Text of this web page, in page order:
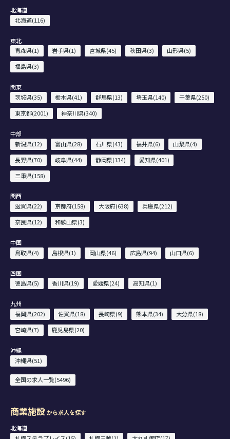
北海道
北海道(116)
東北
青森県(1)
岩手県(1) 宮城県(45) 秋田県(3)
山形県(5)
福島県(3)
関東
茨城県(35)
栃木県(41) 群馬県(13) 埼玉県(140)
千葉県(250)
東京都(2001)
神奈川県(340)
中部
新潟県(12)
富山県(28) 石川県(43) 福井県(6)
山梨県(4)
長野県(70)
岐阜県(44) 静岡県(134)
愛知県(401)
三重県(158)
関西
滋賀県(22)
京都府(158) 大阪府(638)
兵庫県(212)
奈良県(12)
和歌山県(3)
中国
鳥取県(4)
島根県(1) 岡山県(46) 広島県(94) 山口県(6)
四国
徳島県(5)
香川県(19) 愛媛県(24) 高知県(1)
九州
福岡県(202)
佐賀県(18) 長崎県(9) 熊本県(34)
大分県(18)
宮崎県(7)
鹿児島県(20)
沖縄
沖縄県(51)
全国の求人一覧(5496)
商業施設から求人を探す
北海道